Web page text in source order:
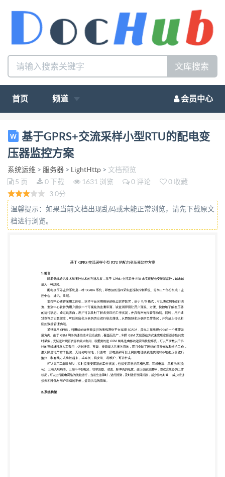
文库搜索
首页 频道 会员中心
基于 GPRS 交流采样小型 RTU 的配电变压器监控方案
1.前言 随着无线通讯技术和测控技术的飞速发展，基
于 GPRS+交流采样 RTU 来实现配电变压器监控，越
来越 成为一种趋势。 配电变压器监控系统是一种
SCADA 系统，即数据的远程采集监视和控制系统。
分为三个部分组成：监 控中心、通讯、终端。 监控
中心硬件采用工控机，软件平台采用最新的组态软件
技术，基于 B/S 模式，可以通过网络进行浏 览。监测
界面让用户直观、方便、快捷地了解变压器 的运行状
态。通过此界面，用户可以及时了解各变压的工作状
况，并具有声光报警等功能。同时，用户通 过查询历
史数据库，可以调出变压器的历史运行状态曲线，从
而预测变压器的负荷情况，并完成上位机相 应的数据
管理功能。 通讯选用 GPRS，利用移动运营商提供的
无线网络平台实现 SCADA，是电力系统现代化的一
个重要发 展方向。由于 GSM 网络的通信技术已经成
熟，覆盖面又广，利用 GSM 无线通信方式来实现变
基于GPRS+交流采样小型RTU的配电变
压器监控方案
系统运维 > 服务器 > LightHttp > 文档预览
5 页
0 下载 1631 浏览 0 评论
0 收藏
3.0分
温馨提示：如果当前文档出现乱码或未能正常浏览，请先下载原文
档进行浏览。